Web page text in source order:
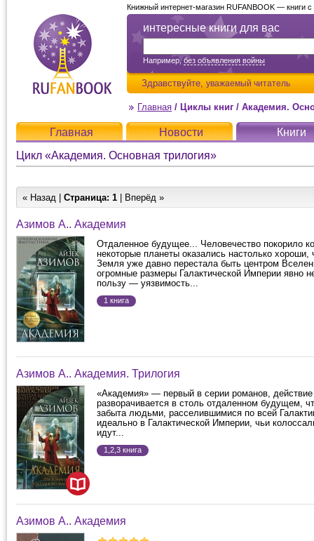
интересные книги для вас
Например,без объявления войны
Здравствуйте, уважаемый читатель
Книжный интернет-магазин RUFANBOOK — книги
Главная / Циклы книг / Академия.
Главная Новости
Книги
Цикл «Академия. Основная трилогия»
« Назад | Страница: 1 | Вперёд »
Азимов А.. Академия
Отдаленное будущее... Человечество покорило
некоторые планеты оказались настолько хороши,
Земля уже давно перестала быть центром
огромные размеры Галактической Империи явно
пользу — уязвимость...
1 книга
Азимов А.. Академия. Трилогия
«Академия» — первый в серии романов, действие
разворачивается в столь отдаленном будущем,
забыта людьми, расселившимися по всей
идеально в Галактической Империи, чьи
идут...
1,2,3 книга
Азимов А.. Академия